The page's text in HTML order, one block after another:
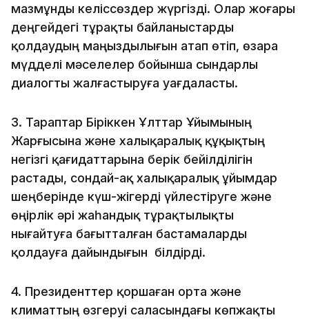
мазмұнды келіссөздер жүргізді. Олар жоғары
деңгейдегі тұрақты байланыстарды
қолдаудың маңыздылығын атап өтіп, өзара
мүдделі мәселелер бойынша сындарлы
диалогты жалғастыруға уағдаласты.
3. Тараптар Біріккен Ұлттар Ұйымының
Жарғысына және халықаралық құқықтың
негізгі қағидаттарына берік бейілділігін
растады, сондай-ақ халықаралық ұйымдар
шеңберінде күш-жігерді үйлестіруге және
өңірлік әрі жаһандық тұрақтылықты
нығайтуға бағытталған бастамаларды
қолдауға дайындығын білдірді.
4. Президенттер қоршаған орта және
климаттың өзгеруі саласындағы көпжақты